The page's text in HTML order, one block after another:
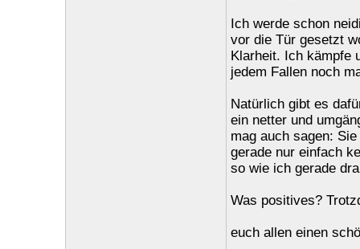
Ich werde schon
vor die Tür gesetzt
Klarheit. Ich kämpfe
jedem Fallen noch
Natürlich gibt es
ein netter und
mag auch sagen:
gerade nur einfach
so wie ich gerade
Was positives?
euch allen einen